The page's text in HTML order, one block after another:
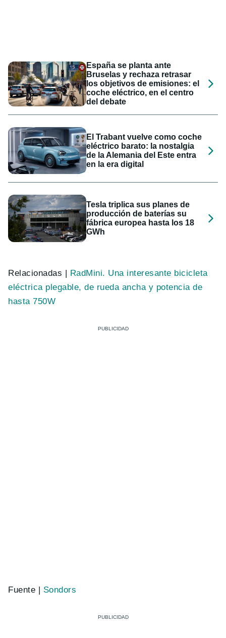
España se planta ante
Bruselas y rechaza retrasar
los objetivos de emisiones: el
coche eléctrico, en el centro
del debate
El Trabant vuelve como coche
eléctrico barato: la nostalgia
de la Alemania del Este entra
en la era digital
Tesla triplica sus planes de
producción de baterías su
fábrica europea hasta los 18
GWh
Relacionadas | RadMini. Una interesante bicicleta
eléctrica plegable, de rueda ancha y potencia de
hasta 750W
Fuente | Sondors